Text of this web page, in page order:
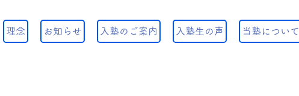
理念 お知らせ 入塾のご案内 入塾生の声 当塾について